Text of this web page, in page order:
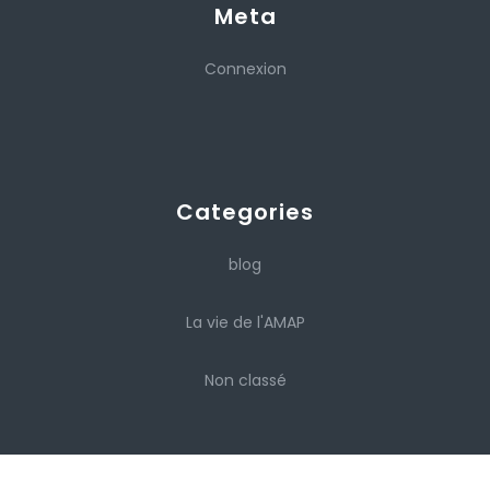
Meta
Connexion
Categories
blog
La vie de l'AMAP
Non classé